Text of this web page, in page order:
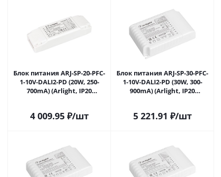
Блок питания ARJ-SP-20-PFC-
1-10V-DALI2-PD (20W, 250-
700mA) (Arlight, IP20
4 009.95₽/шт
Блок питания ARJ-SP-30-PFC-
1-10V-DALI2-PD (30W, 300-
900mA) (Arlight, IP20
5 221.91 ₽/шт